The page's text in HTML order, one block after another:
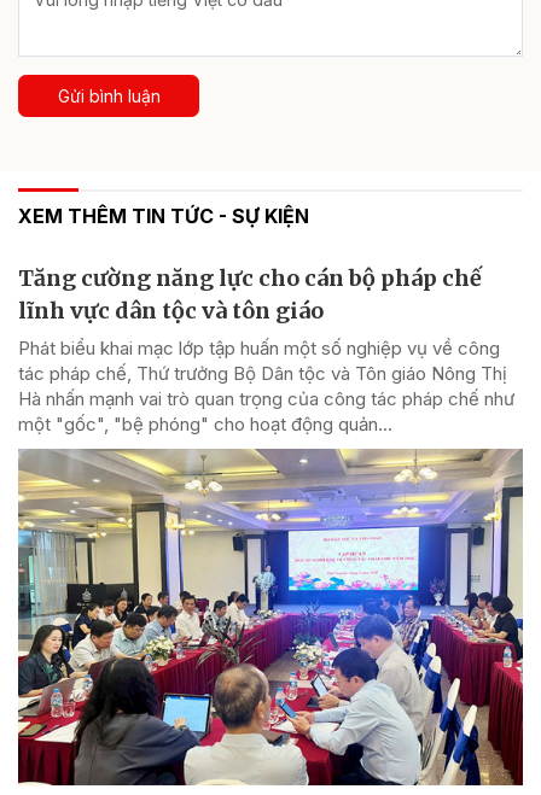
Gửi bình luận
XEM THÊM TIN TỨC - SỰ KIỆN
Tăng cường năng lực cho cán bộ pháp chế
lĩnh vực dân tộc và tôn giáo
Phát biểu khai mạc lớp tập huấn một số nghiệp vụ về công
tác pháp chế, Thứ trưởng Bộ Dân tộc và Tôn giáo Nông Thị
Hà nhấn mạnh vai trò quan trọng của công tác pháp chế như
một "gốc", "bệ phóng" cho hoạt động quản...